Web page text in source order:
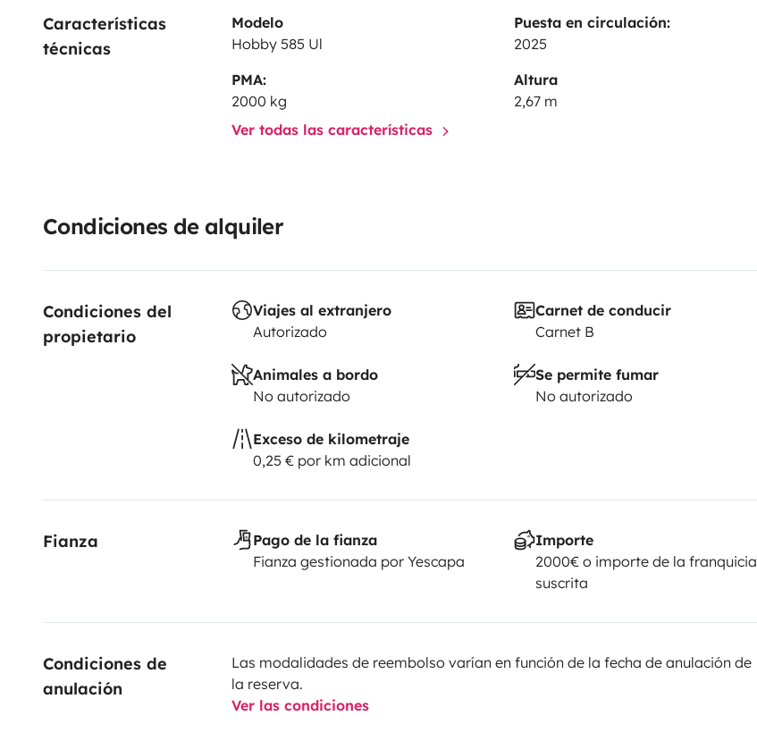
Características
técnicas
Modelo
Hobby 585 Ul
Puesta en circulación:
2025
PMA:
2000 kg
Altura
2,67 m
Ver todas las características
Condiciones de alquiler
Condiciones del
propietario
Viajes al extranjero
Autorizado
Carnet de conducir
Carnet B
Animales a bordo
No autorizado
Se permite fumar
No autorizado
Exceso de kilometraje
0,25 € por km adicional
Fianza
Pago de la fianza
Fianza gestionada por Yescapa
Importe
2000€ o importe de la franquicia
suscrita
Condiciones de
anulación
Las modalidades de reembolso varían en función de la fecha de anulación de
la reserva.
Ver las condiciones